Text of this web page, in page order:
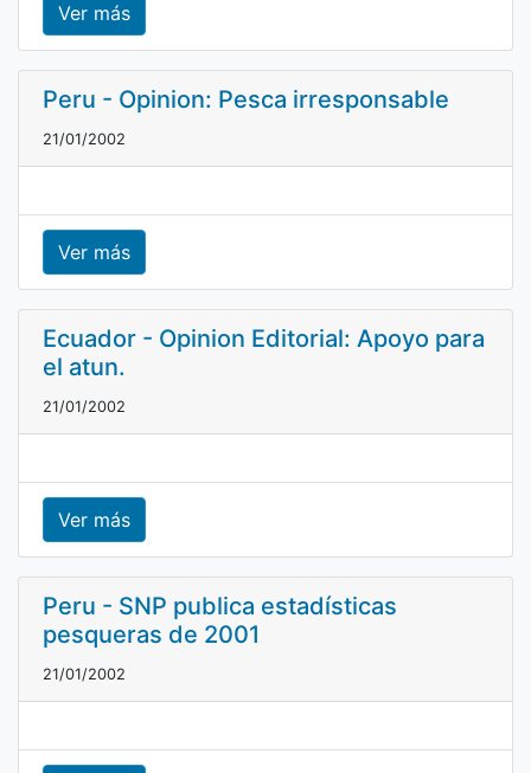
Ver más
Peru - Opinion: Pesca irresponsable
21/01/2002
Ver más
Ecuador - Opinion Editorial: Apoyo para
el atun.
21/01/2002
Ver más
Peru - SNP publica estadísticas
pesqueras de 2001
21/01/2002